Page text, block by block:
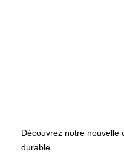
Découvrez notre nouvelle
durable.